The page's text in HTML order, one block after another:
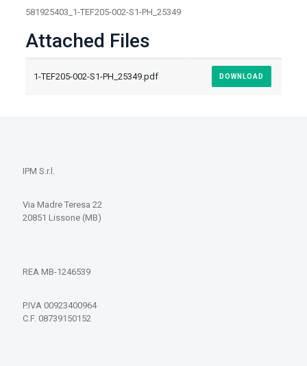
581925403_1-TEF205-002-S1-PH_25349
Attached Files
1-TEF205-002-S1-PH_25349.pdf DOWNLOAD
IPM S.r.l.
Via Madre Teresa 22
20851 Lissone (MB)
REA MB-1246539
P.IVA 00923400964
C.F. 08739150152